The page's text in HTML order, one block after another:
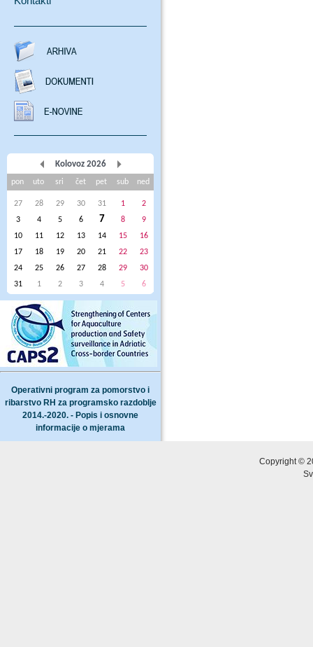
Kolovoz 2026
pon uto sri čet pet sub ned
27 28 29 30 31 1
2
3
4 5 6 7 8
9
10
11 12 13 14 15
16
17
18 19 20 21 22
23
24
25 26 27 28 29
30
31
1 2 3 4 5 6
Operativni program za pomorstvo i
ribarstvo RH za programsko razdoblje
2014.-2020. - Popis i osnovne
informacije o mjerama
Copyright ©